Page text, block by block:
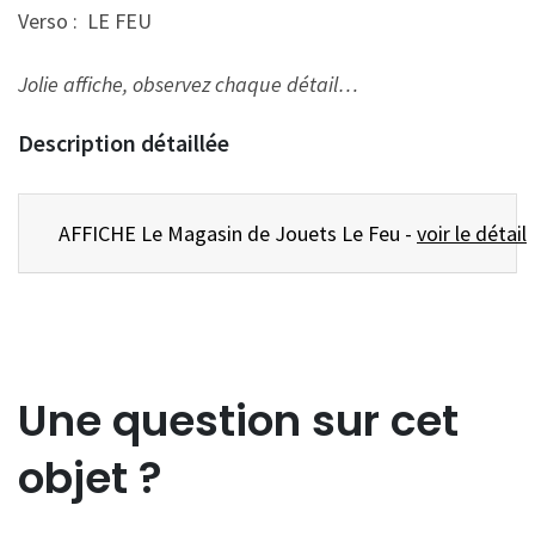
Verso : LE FEU
Jolie affiche, observez chaque détail…
Description détaillée
AFFICHE Le Magasin de Jouets Le Feu - voir le détail
Une question sur cet
objet ?